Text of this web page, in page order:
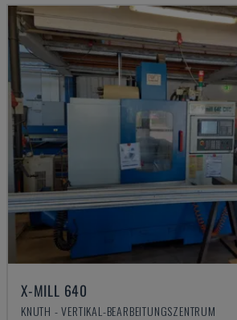
X-MILL 640
KNUTH - VERTIKAL-BEARBEITUNGSZENTRUM